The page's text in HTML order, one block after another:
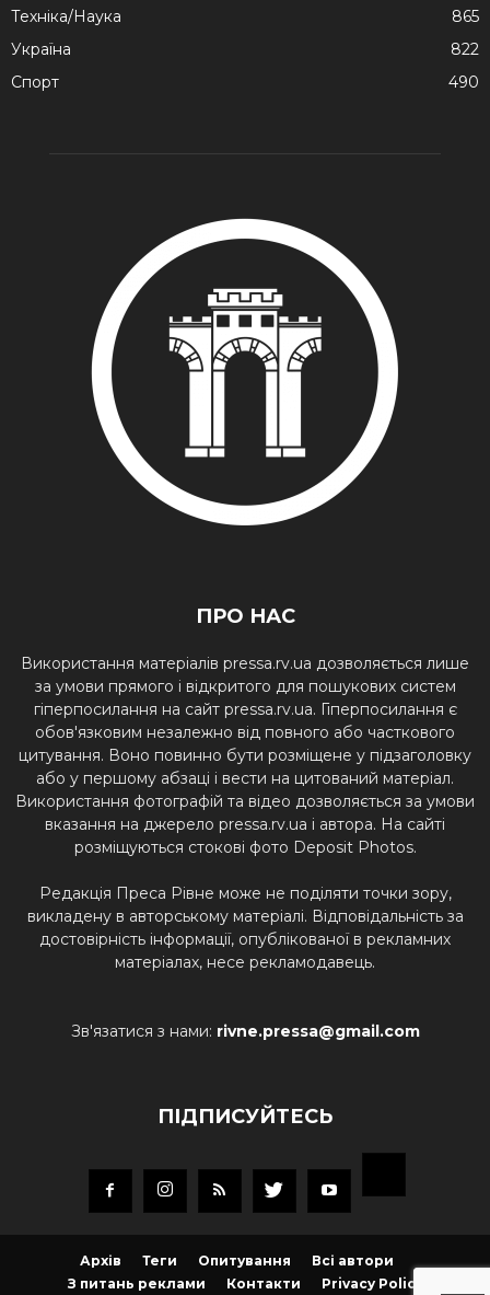
Техніка/Наука
865
Україна
822
Спорт
490
ПРО НАС
Використання матеріалів pressa.rv.ua дозволяється лише
за умови прямого і відкритого для пошукових систем
гіперпосилання на сайт pressa.rv.ua. Гіперпосилання є
обов'язковим незалежно від повного або часткового
цитування. Воно повинно бути розміщене у підзаголовку
або у першому абзаці і вести на цитований матеріал.
Використання фотографій та відео дозволяється за умови
вказання на джерело pressa.rv.ua і автора. На сайті
розміщуються стокові фото Deposit Photos.
Редакція Преса Рівне може не поділяти точки зору,
викладену в авторському матеріалі. Відповідальність за
достовірність інформації, опублікованої в рекламних
матеріалах, несе рекламодавець.
Зв'язатися з нами: rivne.pressa@gmail.com
ПІДПИСУЙТЕСЬ
Архів Теги Опитування
Всі автори
З питань реклами
Контакти Privacy Policy